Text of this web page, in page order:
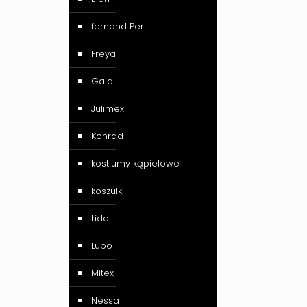
fernand Peril
Freya
Gaia
Julimex
Konrad
kostiumy kąpielowe
koszulki
Lida
Lupo
Mitex
Nessa